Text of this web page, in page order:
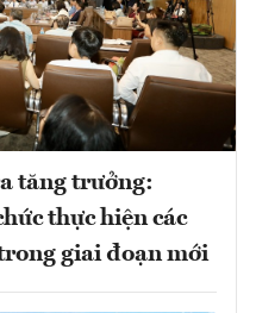
tăng trưởng:
thực hiện các
giai đoạn mới